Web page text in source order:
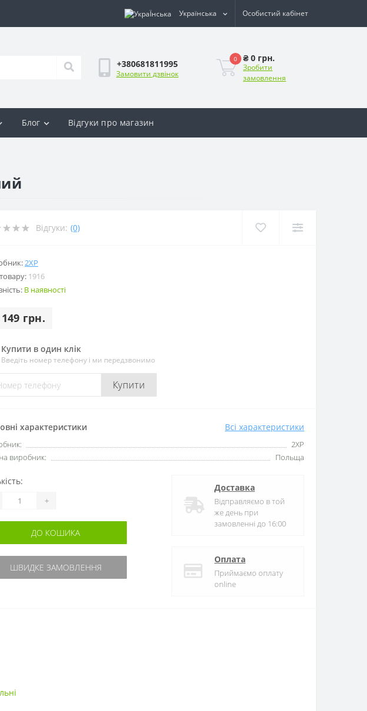
Українська Особистий кабінет
+380681811995
Замовити дзвінок
0 ₴ 0 грн.
Зробити
замовлення
Блог Відгуки про магазин
Відгуки: (0)
2XP
1916
В наявності
грн.
Купити в один клік
Введіть номер телефону і ми передзвонимо
Купити
характеристики Всі характеристики
2XP
виробник:
Польща
+
ДО КОШИКА
ШВИДКЕ ЗАМОВЛЕННЯ
Доставка
Відправляємо в той
же день при
замовленні до 16:00
Оплата
Приймаємо оплату
online